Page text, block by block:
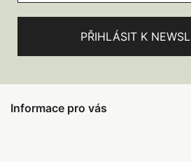
Informace pro vás